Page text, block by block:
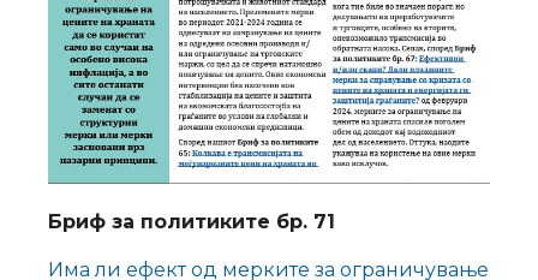
Бриф за политиките бр. 71
Има ли ефект од мерките за ограничување